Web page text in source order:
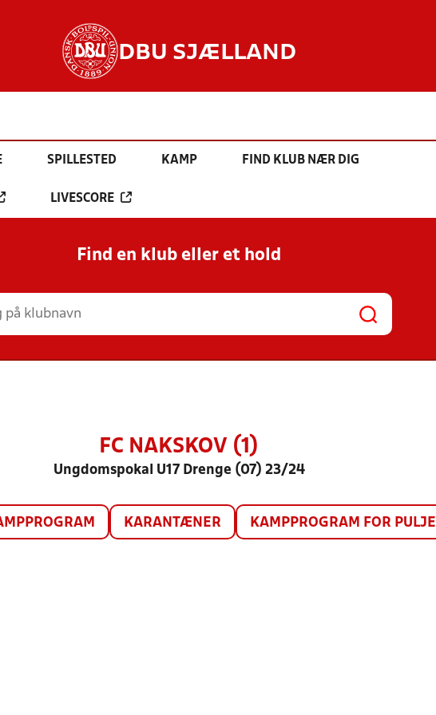
DBU SJÆLLAND
SPILLESTED KAMP FIND KLUB NÆR DIG
LIVESCORE
Find en klub eller et hold
FC NAKSKOV (1)
Ungdomspokal U17 Drenge (07) 23/24
KARANTÆNER KAMPPROGRAM FOR PULJE